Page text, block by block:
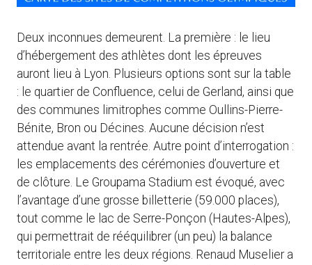
Deux inconnues demeurent. La première : le lieu
d’hébergement des athlètes dont les épreuves
auront lieu à Lyon. Plusieurs options sont sur la table
: le quartier de Confluence, celui de Gerland, ainsi que
des communes limitrophes comme Oullins-Pierre-
Bénite, Bron ou Décines. Aucune décision n’est
attendue avant la rentrée. Autre point d’interrogation :
les emplacements des cérémonies d’ouverture et
de clôture. Le Groupama Stadium est évoqué, avec
l’avantage d’une grosse billetterie (59.000 places),
tout comme le lac de Serre-Ponçon (Hautes-Alpes),
qui permettrait de rééquilibrer (un peu) la balance
territoriale entre les deux régions. Renaud Muselier a